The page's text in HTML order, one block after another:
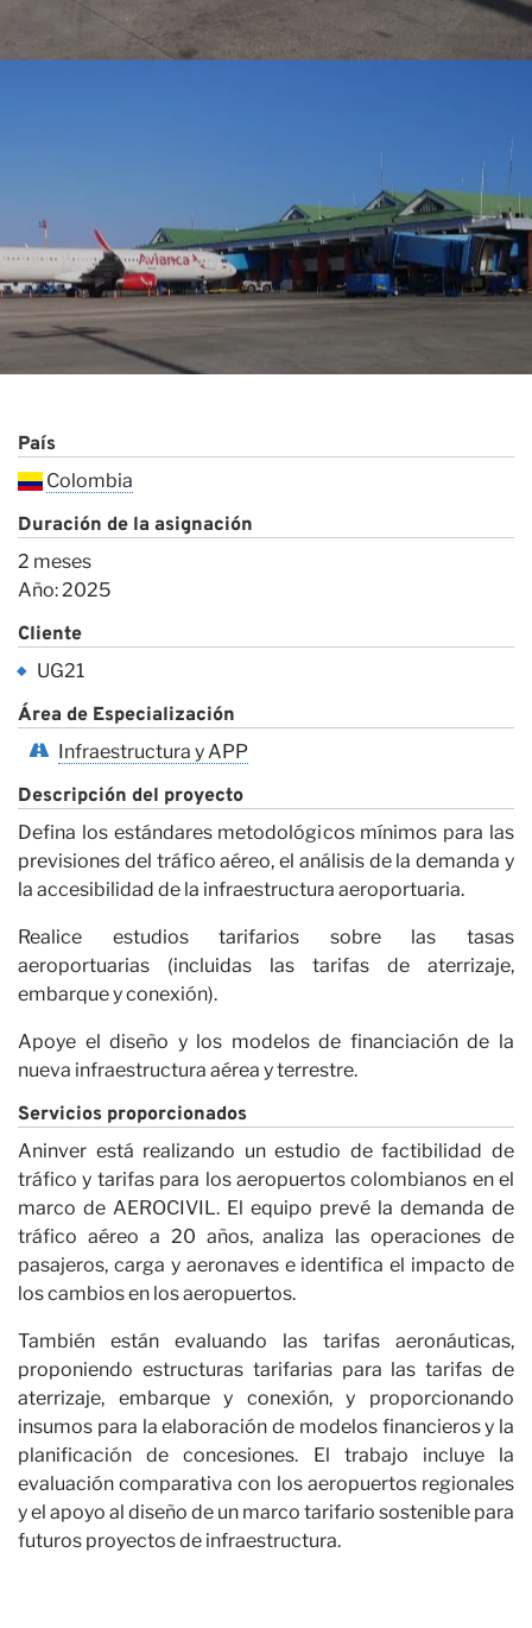
País
Colombia
Duración de la asignación
2 meses
Año: 2025
Cliente
UG21
Área de Especialización
Infraestructura y APP
Descripción del proyecto
Defina los estándares metodológicos mínimos para las
previsiones del tráfico aéreo, el análisis de la demanda y
la accesibilidad de la infraestructura aeroportuaria.
Realice estudios tarifarios sobre las tasas
aeroportuarias (incluidas las tarifas de aterrizaje,
embarque y conexión).
Apoye el diseño y los modelos de financiación de la
nueva infraestructura aérea y terrestre.
Servicios proporcionados
Aninver está realizando un estudio de factibilidad de
tráfico y tarifas para los aeropuertos colombianos en el
marco de AEROCIVIL. El equipo prevé la demanda de
tráfico aéreo a 20 años, analiza las operaciones de
pasajeros, carga y aeronaves e identifica el impacto de
los cambios en los aeropuertos.
También están evaluando las tarifas aeronáuticas,
proponiendo estructuras tarifarias para las tarifas de
aterrizaje, embarque y conexión, y proporcionando
insumos para la elaboración de modelos financieros y la
planificación de concesiones. El trabajo incluye la
evaluación comparativa con los aeropuertos regionales
y el apoyo al diseño de un marco tarifario sostenible para
futuros proyectos de infraestructura.